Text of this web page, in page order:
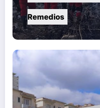
Remedios